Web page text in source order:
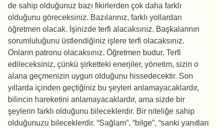
de sahip olduğunuz bazı fikirlerden çok daha farklı
olduğunu göreceksiniz. Bazılarınız, farklı yollardan
öğretmen olacak. İşinizde terfi alacaksınız. Başkalarının
sorumluluğunu üstlendiğiniz işlere terfi olacaksınız.
Onların patronu olacaksınız. Öğretmen budur. Terfi
edileceksiniz, çünkü şirketteki enerjiler, yönetim, sizin o
alana geçmenizin uygun olduğunu hissedecektir. Son
yıllarda içinden geçtiğiniz bu şeyleri anlamayacaklardır,
bilincin hareketini anlamayacaklardır, ama sizde bir
şeylerin farklı olduğunu bileceklerdir. Bir niteliğe sahip
olduğunuzu bileceklerdir. “Sağlam”, “bilge”, “sanki yanıtları